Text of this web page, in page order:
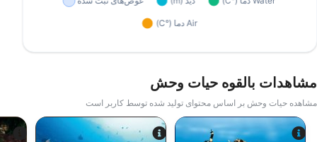
مشاهدات بالقوه حیات وحش
مشاهده حیات وحش بر اساس محتوای تولید شده توسط کاربر است